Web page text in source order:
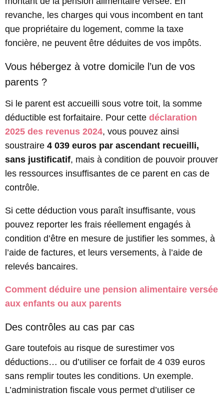
revanche, les charges qui vous incombent en tant
que propriétaire du logement, comme la taxe
foncière, ne peuvent être déduites de vos impôts.
Vous hébergez à votre domicile l’un de vos
parents ?
Si le parent est accueilli sous votre toit, la somme
déductible est forfaitaire. Pour cette déclaration
2025 des revenus 2024, vous pouvez ainsi
soustraire 4 039 euros par ascendant recueilli,
sans justificatif, mais à condition de pouvoir prouver
les ressources insuffisantes de ce parent en cas de
contrôle.
Si cette déduction vous paraît insuffisante, vous
pouvez reporter les frais réellement engagés à
condition d’être en mesure de justifier les sommes, à
l’aide de factures, et leurs versements, à l’aide de
relevés bancaires.
Comment déduire une pension alimentaire versée
aux enfants ou aux parents
Des contrôles au cas par cas
Gare toutefois au risque de surestimer vos
déductions… ou d’utiliser ce forfait de 4 039 euros
sans remplir toutes les conditions. Un exemple.
L’administration fiscale vous permet d’utiliser ce